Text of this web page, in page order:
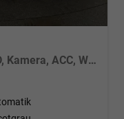
LIFE 1.5 TSI DSG Life, AHK, LED, Kamera, ACC, Winter, 17-Zoll